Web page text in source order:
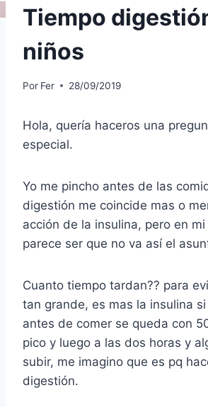
Tiempo
niños
Por Fer 28/09/2019
Hola, quería haceros una
especial.
Yo me pincho antes de las
digestión me coincide mas o
acción de la insulina, pero en
parece ser que no va así el
Cuanto tiempo tardan?? para
tan grande, es mas la insulina
antes de comer se queda con
pico y luego a las dos horas y
subir, me imagino que es pq
digestión.